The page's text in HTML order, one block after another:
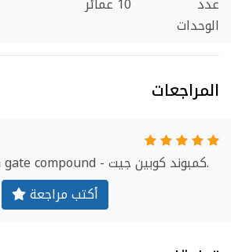
الوحدات
المراجعات
ابدأ مراجعة copen gate compound - كمبوند كوبين جيت.
أكتب مراجعة